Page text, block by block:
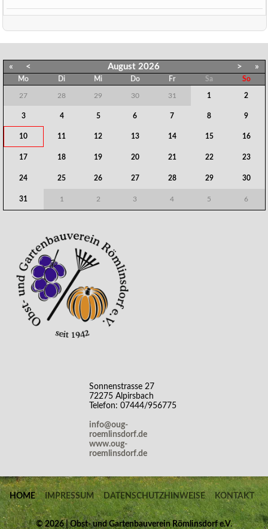
« < August 2026 > »
Mo Di Mi Do Fr Sa So
27 28 29 30 31 1 2
3 4 5 6 7 8 9
10 11 12 13 14 15 16
17 18 19 20 21 22 23
24 25 26 27 28 29 30
31 1 2 3 4 5 6
Sonnenstrasse 27
72275 Alpirsbach
Telefon: 07444/956775
info@oug-
roemlinsdorf.de
www.oug-
roemlinsdorf.de
HOME IMPRESSUM DATENSCHUTZHINWEISE KONTAKT
©2026 | Obst- und Gartenbauverein Römlinsdorf e.V.